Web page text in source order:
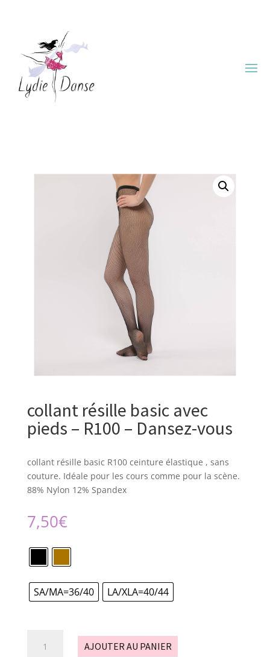
collant résille basic avec
pieds – R100 – Dansez-vous
collant résille basic R100 ceinture élastique , sans
couture. Idéale pour les cours comme pour la scène.
88% Nylon 12% Spandex
7,50€
SA/MA=36/40 LA/XLA=40/44
AJOUTER AU PANIER